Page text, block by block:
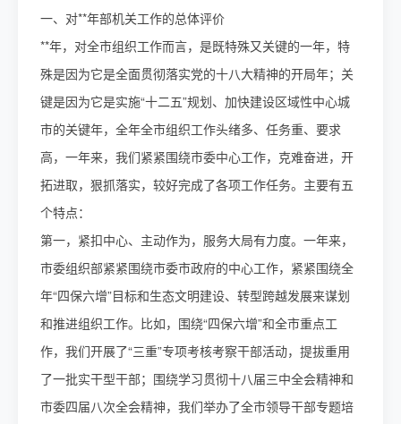
一、对**年部机关工作的总体评价
**年，对全市组织工作而言，是既特殊又关键的一年，特
殊是因为它是全面贯彻落实党的十八大精神的开局年；关
键是因为它是实施“十二五”规划、加快建设区域性中心城
市的关键年，全年全市组织工作头绪多、任务重、要求
高，一年来，我们紧紧围绕市委中心工作，克难奋进，开
拓进取，狠抓落实，较好完成了各项工作任务。主要有五
个特点：
第一，紧扣中心、主动作为，服务大局有力度。一年来，
市委组织部紧紧围绕市委市政府的中心工作，紧紧围绕全
年“四保六增”目标和生态文明建设、转型跨越发展来谋划
和推进组织工作。比如，围绕“四保六增”和全市重点工
作，我们开展了“三重”专项考核考察干部活动，提拔重用
了一批实干型干部；围绕学习贯彻十八届三中全会精神和
市委四届八次全会精神，我们举办了全市领导干部专题培